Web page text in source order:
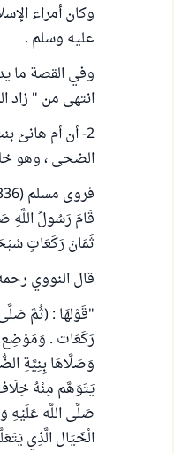
وكان أمراء
عليه وسلم .
وفي القصة ما
انتهى من " زاد
2- أن أم هانئ
الضحى ، وهو
قَامَ رَسُولُ اللَّهِ
ثَمَانَ رَكَعَاتٍ
قال النووي
"قَوْلهَا : (ثُمَّ
رَكَعَات . وَمَوْضِع
وَصَلَّاهَا بِنِيَّةِ
يَتَوَهَّم مِنْهُ
صَلَّى اللَّه عَلَيْهِ
الْخَيَال الَّذِي